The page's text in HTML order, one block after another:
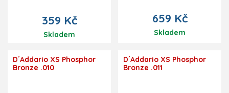
359 Kč
Skladem
s přesnou a rychlou odezvou při
ladění. Jasný vícebarevný displej
je dobře viditelný v jakýchkoliv
podmínkách. Ladička je malá a
Ladička je vhodná pro akustické
kytary, ukulele, basy a další
659 Kč
Skladem
D´Addario XS Phosphor
Bronze .010
D´Addario XS Phosphor
Bronze .011